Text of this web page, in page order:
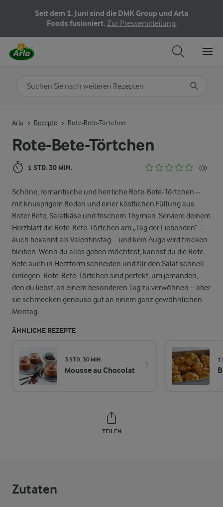
Seit dem 1. Juni sind die DMK Group und Arla
Foods fusioniert. Zur Pressemitteilung.
Rote-Bete-Törtchen
1 STD. 30 MIN. (0)
Schöne, romantische und herrliche Rote-Bete-Törtchen –
mit knusprigem Boden und einer köstlichen Füllung aus
Roter Bete, Salatkäse und frischem Thymian. Serviere deinem
Herzblatt die Rote-Bete-Törtchen am „Tag der Liebenden“ –
auch bekannt als Valentinstag – und kein Auge wird trocken
bleiben. Wenn du alles geben möchtest, kannst du die Rote
Bete auch in Herzform schneiden und für den Salat schnell
einlegen. Rote-Bete-Törtchen sind perfekt, um jemanden,
den du liebst, an einem besonderen Tag zu verwöhnen – aber
sie schmecken genauso gut an einem ganz gewöhnlichen
Montag.
ÄHNLICHE REZEPTE
3 STD. 30 MIN.
Mousse au Chocolat
1
TEILEN
Arla Rezepte Rote-Bete-Törtchen
Zutaten
Nach Kategorie suchen